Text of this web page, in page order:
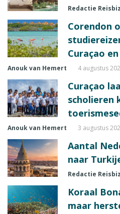
Redactie
Corendon
Curaçao
Anouk van Hemert 4 augustus
Curaçao
scholieren
Anouk van Hemert 3 augustus
Aantal
naar
Redactie
Koraal
maar